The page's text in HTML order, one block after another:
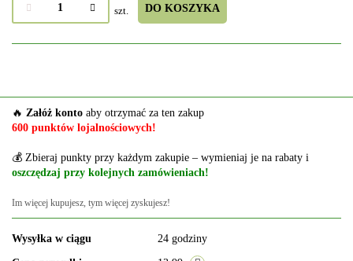
szt. DO KOSZYKA
🔥 Załóż konto aby otrzymać za ten zakup
600 punktów lojalnościowych!
💰 Zbieraj punkty przy każdym zakupie – wymieniaj je na rabaty i
oszczędzaj przy kolejnych zamówieniach!
Im więcej kupujesz, tym więcej zyskujesz!
Wysyłka w ciągu 24 godziny